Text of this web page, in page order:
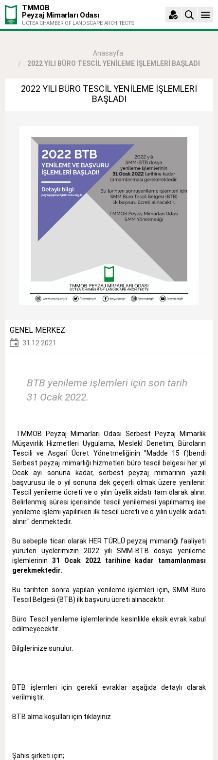
TMMOB
Peyzaj Mimarları Odası
UCTEA CHAMBER OF LANDSCAPE ARCHITECTS
Anasayfa
2022 YILI BÜRO TESCİL YENİLEME İŞLEMLERİ BAŞLADI
2022 YILI BÜRO TESCİL YENİLEME İŞLEMLERİ
BAŞLADI
GENEL MERKEZ
31.12.2021
BTB yenileme işlemleri için son tarih
31 Ocak 2022.
TMMOB Peyzaj Mimarları Odası Serbest Peyzaj Mimarlık
Müşavirlik Hizmetleri Uygulama, Meslekî Denetim, Büroların
Tescili ve Asgarî Ücret Yönetmeliğinin "Madde 15 f)bendi
Serbest peyzaj mimarlığı hizmetleri büro tescil belgesi her yıl
Ocak ayı sonuna kadar, serbest peyzaj mimarının yazılı
başvurusu ile o yıl sonuna dek geçerli olmak üzere yenilenir.
Tescil yenileme ücreti ve o yılın üyelik aidatı tam olarak alınır.
Belirlenmiş süresi içerisinde tescil yenilemesi yapılmamış ise
yenileme işlemi yapılırken ilk tescil ücreti ve o yılın üyelik aidatı
alınır." denmektedir.
Bu sebeple ticari olarak HER TÜRLÜ peyzaj mimarlığı faaliyeti
yürüten üyelerimizin 2022 yılı SMM-BTB dosya yenileme
işlemlerinin 31 Ocak 2022 tarihine kadar tamamlanması
gerekmektedir.
Bu tarihten sonra yapılan yenileme işlemleri için, SMM Büro
Tescil Belgesi (BTB) ilk başvuru ücreti alınacaktır.
Büro Tescil yenileme işlemlerinde kesinlikle eksik evrak kabul
edilmeyecektir.
Bilgilerinize sunulur.
BTB işlemleri için gerekli evraklar aşağıda detaylı olarak
verilmiştir.
BTB alma koşulları için tıklayınız
Şahıs şirketi için;